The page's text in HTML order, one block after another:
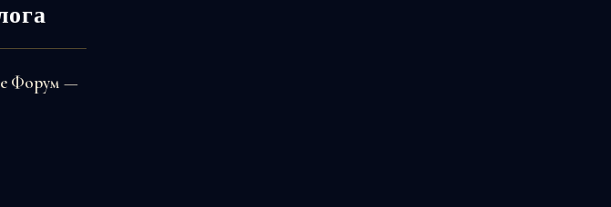
Форум —